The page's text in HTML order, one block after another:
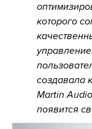
которого
создавала
Martin
появится